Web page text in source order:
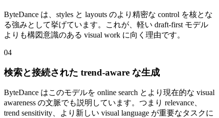
ByteDance は、styles と layouts のより精密な control を核とな
る強みとして挙げています。これが、軽い draft-first モデル
よりも構図意識のある visual work に向く理由です。
04
検索と接続された trend-aware な生成
ByteDance はこのモデルを online search とより現在的な visual
awareness の文脈でも説明しています。つまり relevance、
trend sensitivity、より新しい visual language が重要なタスクに